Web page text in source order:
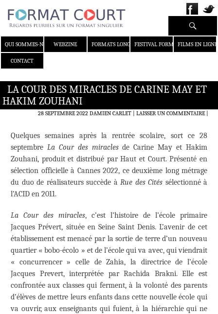
QUI SOMMES-NOUS ?WEBZINE FORMATS LONGS FESTIVAL FORMAT COURT
FILMS EN LIGNE
CONTACT
Recherche
LA COUR DES MIRACLES DE CARINE MAY ET
HAKIM ZOUHANI
28 SEPTEMBRE 2022 DAMIEN CARLET LAISSER UN COMMENTAIRE|
Quelques semaines après la rentrée scolaire, sort ce 28
septembre La Cour des miraclesde Carine May et Hakim
Zouhani, produit et distribué par Haut et Court. Présenté en
sélection officielle à Cannes 2022, ce deuxième long métrage
du duo de réalisateurs succède à Rue des Cités sélectionné à
l’ACID en 2011.
La Cour des miracles, c’est l’histoire de l’école primaire
Jacques Prévert, située en Seine Saint Denis. L’avenir de cet
établissement est menacé par la sortie de terre d’un nouveau
quartier « bobo-écolo » et de l’école qui va avec, qui viendrait
« concurrencer » celle de Zahia, la directrice de l’école
Jacques Prevert, interprétée par Rachida Brakni. Elle est
confrontée aux classes qui ferment, à la volonté des parents
d’élèves de mettre leurs enfants dans cette nouvelle école qui
va ouvrir, aux enseignants qui fuient, à la hiérarchie qui ne